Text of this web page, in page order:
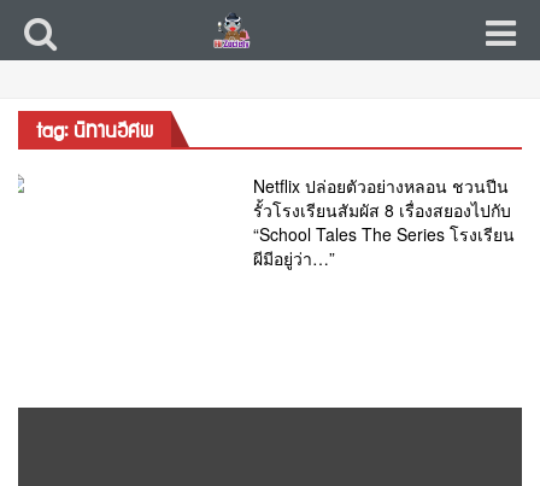
tag: นิทานอีศพ
Netflix ปล่อยตัวอย่างหลอน ชวนปีน
รั้วโรงเรียนสัมผัส 8 เรื่องสยองไปกับ
“School Tales The Series โรงเรียน
ผีมีอยู่ว่า…”